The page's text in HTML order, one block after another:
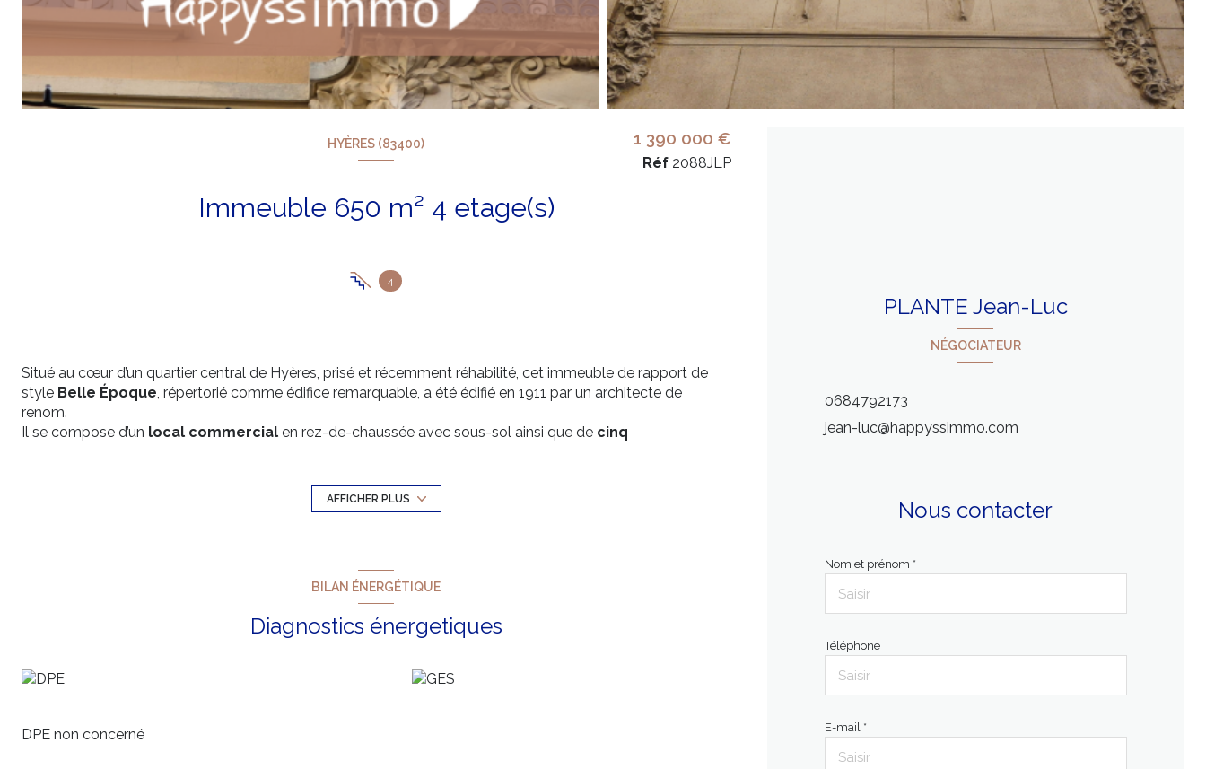
HYÈRES (83400)
Immeuble 650 m² 4 etage(s)
4
1 390 000 €
Réf 2088JLP
Situé au cœur d’un quartier central de Hyères, prisé et récemment réhabilité, cet immeuble de rapport de
style Belle Époque, répertorié comme édifice remarquable, a été édifié en 1911 par un architecte de
renom.
Il se compose d’un local commercial en rez-de-chaussée avec sous-sol ainsi que de cinq
Parfaitement entretenu, l’immeuble a récemment fait l’objet de travaux de réfection de la cage d’escalier ; la
toiture est régulièrement suivie et maintenue en bon état.
de cet aspect financier, le bâtiment se distingue par sonintérêt architectural majeur
opportunité d’investissement patrimonialalliant charme, stabilité et perspectives d’évolution.
AFFICHER PLUS
BILAN ÉNERGÉTIQUE
Diagnostics énergetiques
DPE non concerné
NÉGOCIATEUR
PLANTE Jean-Luc
0684792173
jean-luc@happyssimmo.com
Nous contacter
Nom et prénom *
Téléphone
E-mail *